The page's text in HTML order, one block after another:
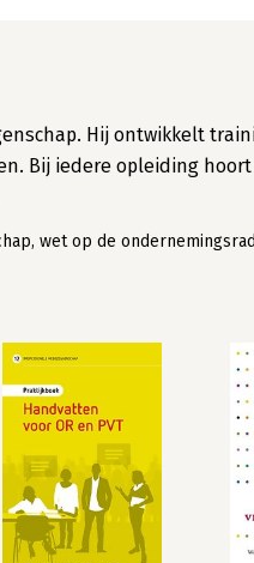
Hij ontwikkelt
Bij iedere opleiding hoort
wet op de